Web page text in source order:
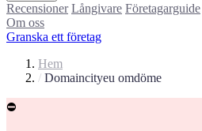
Recensioner Långivare Företagarguide
Om oss
Granska ett företag
Hem
/ Domaincityeu omdöme
⛔